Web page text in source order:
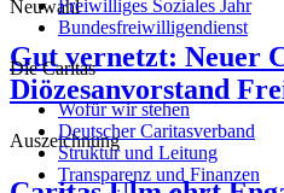
Neuwahl
Gut vernetzt: Neuer
Diözesanvorstand
Auszeichnung
Freiwilliges Soziales Jahr
Bundesfreiwilligendienst
Die Caritas
Wofür wir stehen
Deutscher Caritasverband
Struktur und Leitung
Transparenz und Finanzen